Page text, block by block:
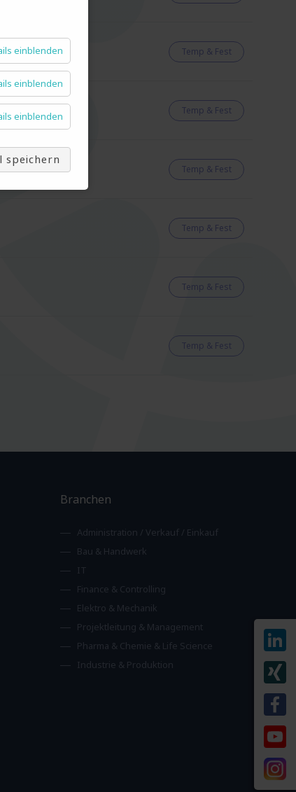
Temp & Fest
Temp & Fest
Temp & Fest
Temp & Fest
Temp & Fest
Temp & Fest
Branchen
Administration / Verkauf / Einkauf
Bau & Handwerk
IT
Finance & Controlling
Elektro & Mechanik
Projektleitung & Management
Pharma & Chemie & Life Science
Industrie & Produktion
einblenden
einblenden
einblenden
speichern